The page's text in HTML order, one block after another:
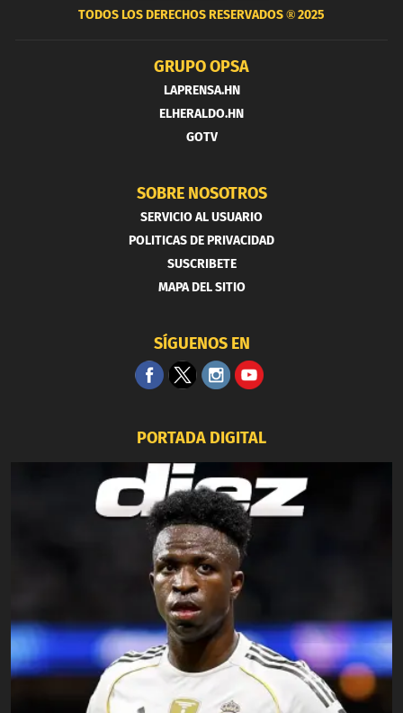
TODOS LOS DERECHOS RESERVADOS ®2025
GRUPO OPSA
LAPRENSA.HN
ELHERALDO.HN
GOTV
SOBRE NOSOTROS
SERVICIO AL USUARIO
POLITICAS DE PRIVACIDAD
SUSCRIBETE
MAPA DEL SITIO
SÍGUENOS EN
PORTADA DIGITAL